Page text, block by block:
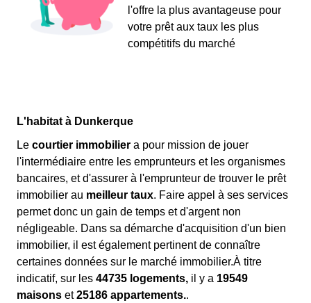
l'offre la plus avantageuse pour
votre prêt aux taux les plus
compétitifs du marché
L'habitat à Dunkerque
Le courtier immobilier a pour mission de jouer
l'intermédiaire entre les emprunteurs et les organismes
bancaires, et d'assurer à l'emprunteur de trouver le prêt
immobilier au meilleur taux. Faire appel à ses services
permet donc un gain de temps et d'argent non
négligeable. Dans sa démarche d'acquisition d'un bien
immobilier, il est également pertinent de connaître
certaines données sur le marché immobilier.À titre
indicatif, sur les 44735 logements, il y a 19549
maisons et25186 appartements..